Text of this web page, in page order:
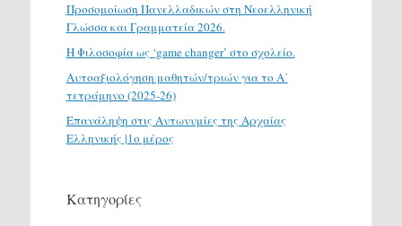
Προσομοίωση Πανελλαδικών στη Νεοελληνική
Γλώσσα και Γραμματεία 2026.
H Φιλοσοφία ως ‘game changer’ στο σχολείο.
Αυτοαξιολόγηση μαθητών/τριών για το Α΄
τετράμηνο (2025-26)
Επανάληψη στις Αντωνυμίες της Αρχαίας
Ελληνικής |1ο μέρος
Κατηγορίες